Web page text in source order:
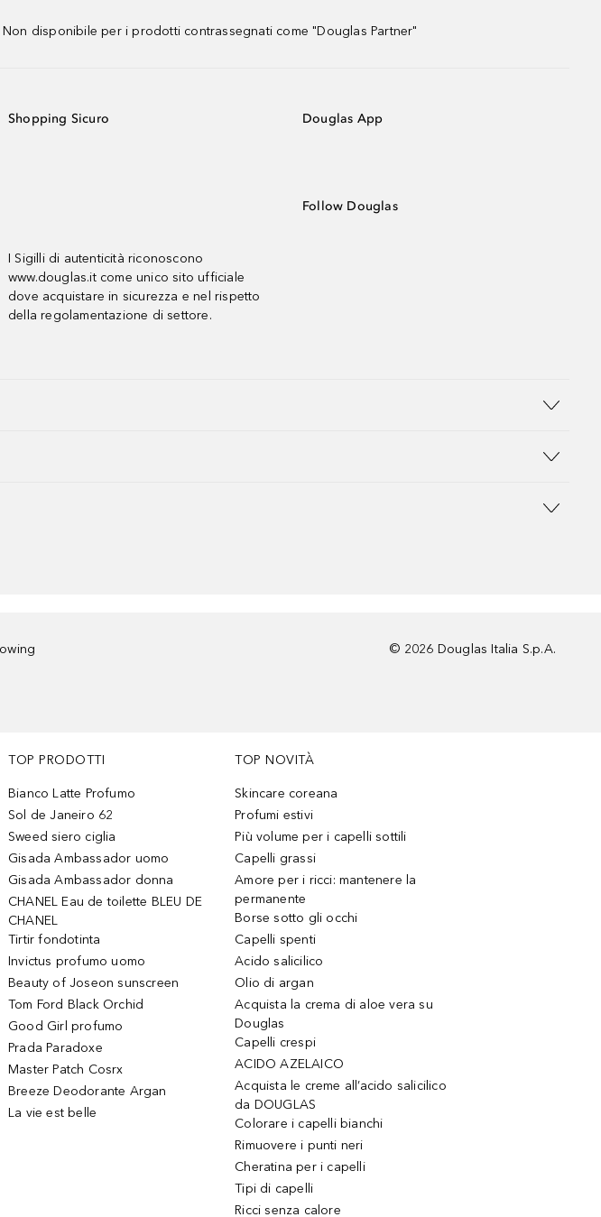
disponibile per i prodotti contrassegnati come "Douglas Partner"
Shopping Sicuro
I Sigilli di autenticità riconoscono
www.douglas.it come unico sito ufficiale
dove acquistare in sicurezza e nel rispetto
della regolamentazione di settore.
Douglas App
Follow Douglas
© 2026 Douglas Italia S.p.A.
TOP PRODOTTI
Bianco Latte Profumo
Sol de Janeiro 62
Sweed siero ciglia
Gisada Ambassador uomo
Gisada Ambassador donna
CHANEL Eau de toilette BLEU DE
CHANEL
Tirtir fondotinta
Invictus profumo uomo
Beauty of Joseon sunscreen
Tom Ford Black Orchid
Good Girl profumo
Prada Paradoxe
Master Patch Cosrx
Breeze Deodorante Argan
La vie est belle
TOP NOVITÀ
Skincare coreana
Profumi estivi
Più volume per i capelli sottili
Capelli grassi
Amore per i ricci: mantenere la
permanente
Borse sotto gli occhi
Capelli spenti
Acido salicilico
Olio di argan
Acquista la crema di aloe vera su
Douglas
Capelli crespi
ACIDO AZELAICO
Acquista le creme all’acido salicilico
da DOUGLAS
Colorare i capelli bianchi
Rimuovere i punti neri
Cheratina per i capelli
Tipi di capelli
Ricci senza calore